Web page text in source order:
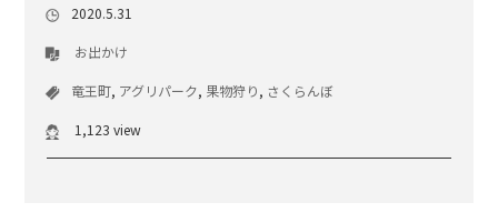
2020.5.31
お出かけ
竜王町, アグリパーク, 果物狩り, さくらんぼ
1,123 view